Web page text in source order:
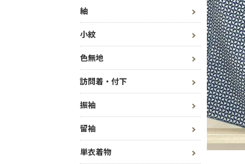
紬
小紋
色無地
訪問着・付下
振袖
留袖
単衣着物